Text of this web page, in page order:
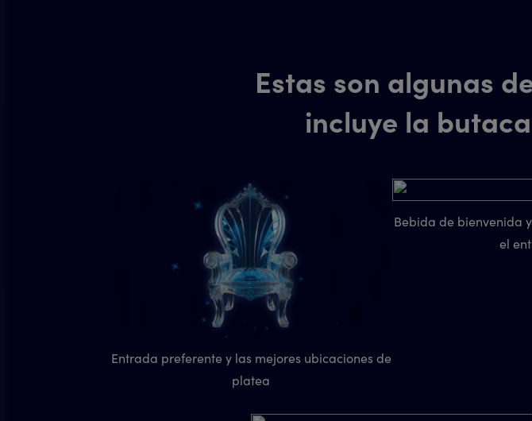
Estas son algunas
incluye la
Entrada preferente y las mejores ubicaciones de
platea
Bebida de bienvenida
el